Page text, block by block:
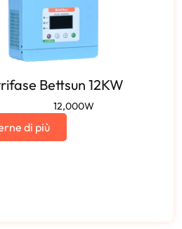
Bettsun 12KW
12,000W
di più